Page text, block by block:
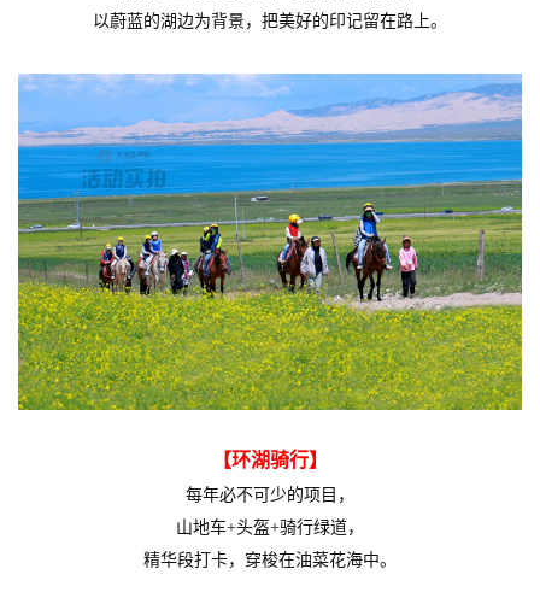
以蔚蓝的湖边为背景，把美好的印记留在路上。
【环湖骑行】
每年必不可少的项目，
山地车+头盔+骑行绿道，
精华段打卡，穿梭在油菜花海中。